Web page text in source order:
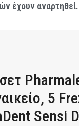
έχουν αναρτηθεί.
5
Sensi